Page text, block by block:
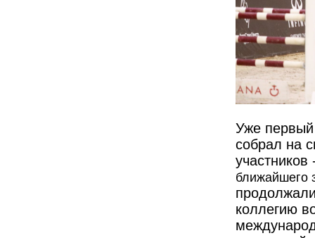
Уже первый
собрал на
участников
ближайшего
коллегию